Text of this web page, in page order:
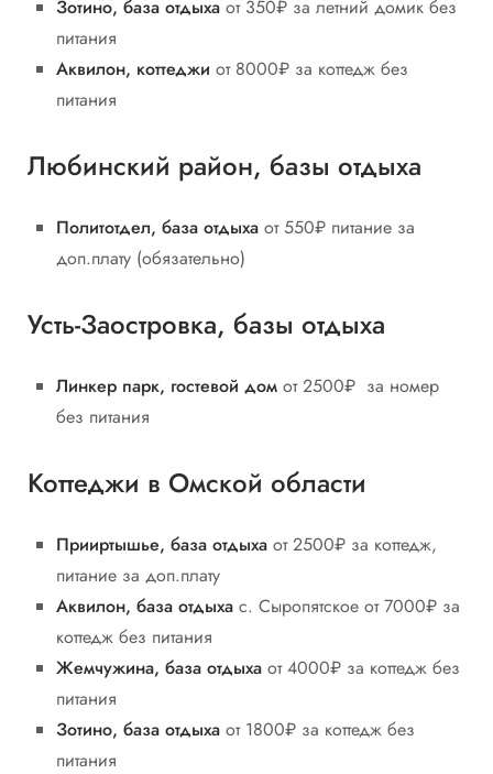
Зотино, база отдыха от 350₽ за летний домик без
питания
Аквилон, коттеджи от 8000₽ за коттедж без
питания
Любинский район, базы отдыха
Политотдел, база отдыха от 550₽ питание за
доп.плату (обязательно)
Усть-Заостровка, базы отдыха
Линкер парк, гостевой дом от 2500₽ за номер
без питания
Коттеджи в Омской области
Прииртышье, база отдыха от 2500₽ за коттедж,
питание за доп.плату
Аквилон, база отдыха с. Сыропятское от 7000₽ за
коттедж без питания
Жемчужина, база отдыха от 4000₽ за коттедж без
питания
Зотино, база отдыха от 1800₽ за коттедж без
питания